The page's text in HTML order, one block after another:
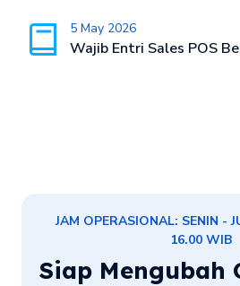
5 May 2026
Wajib Entri Sales POS
JAM OPERASIONAL: SENIN -
16.00 WIB
Siap Mengubah